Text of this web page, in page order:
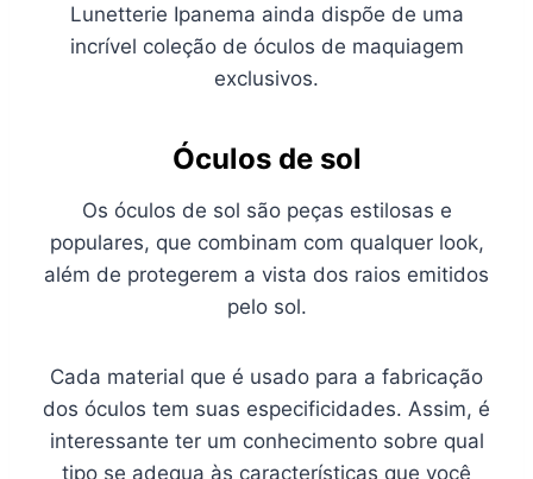
Lunetterie Ipanema ainda dispõe de uma
incrível coleção de óculos de maquiagem
exclusivos.
Óculos de sol
Os óculos de sol são peças estilosas e
populares, que combinam com qualquer look,
além de protegerem a vista dos raios emitidos
pelo sol.
Cada material que é usado para a fabricação
dos óculos tem suas especificidades. Assim, é
interessante ter um conhecimento sobre qual
tipo se adequa às características que você